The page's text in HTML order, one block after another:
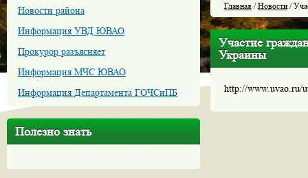
Новости района
Информация УВД ЮВАО
Прокурор разъясняет
Информация МЧС ЮВАО
Информация Департамента ГОЧСиПБ
Полезно знать
Главная /Новости/
Участие
Украины
http://www.uvao.ru/